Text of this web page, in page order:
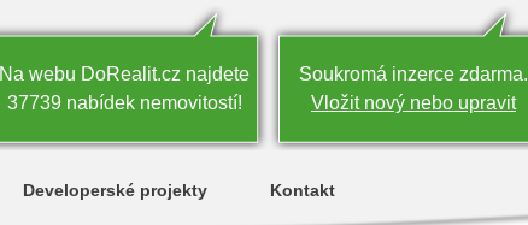
Na webu DoRealit.cz najdete
37739 nabídek nemovitostí!
Soukromá inzerce zdarma.
Vložit nový nebo upravit
Developerské projekty Kontakt